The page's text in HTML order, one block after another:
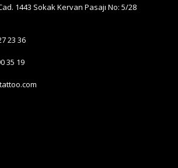
1443 Sokak Kervan Pasajı No: 5/28
23 36
35 19